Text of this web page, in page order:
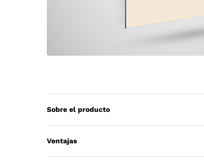
Sobre el producto
Ventajas